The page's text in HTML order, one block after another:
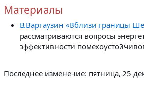
Материалы
В.Варгаузин «Вблизи границы
рассматриваются вопросы
эффективности
Последнее изменение: пятница, 25